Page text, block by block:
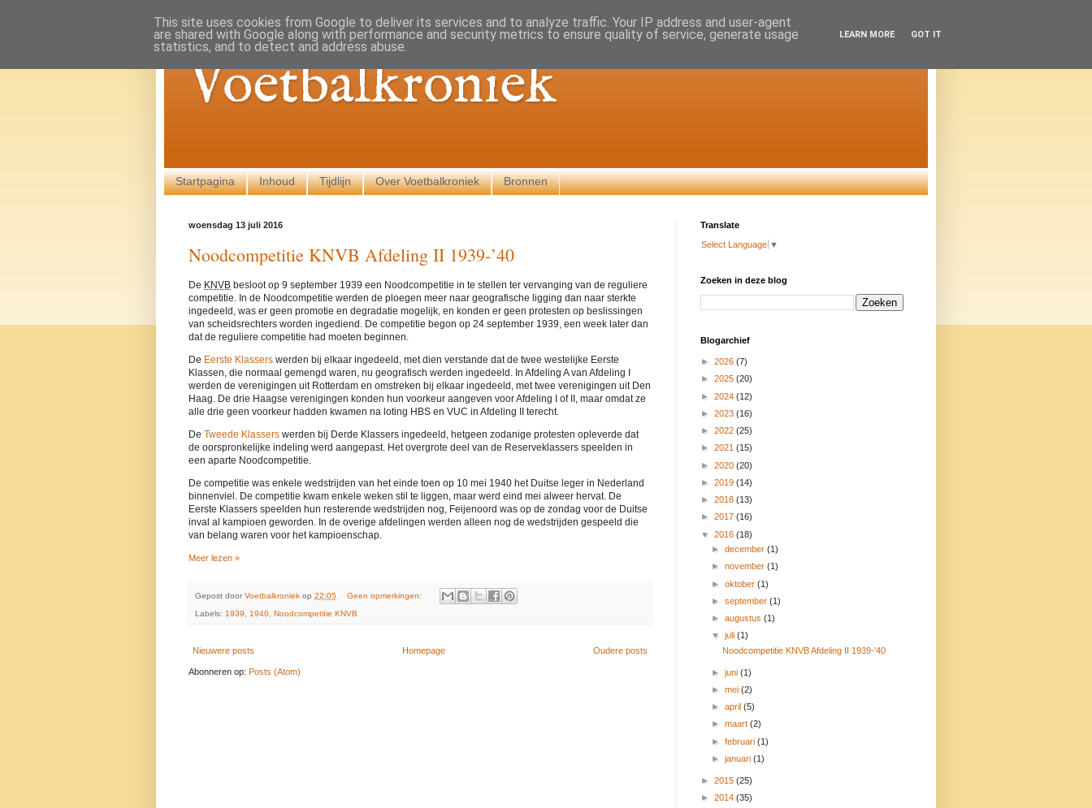
Voetbalkroniek
Startpagina Inhoud Tijdlijn Over Voetbalkroniek Bronnen
woensdag 13 juli 2016
Noodcompetitie KNVB Afdeling II 1939-’40
De KNVB besloot op 9 september 1939 een Noodcompetitie in te stellen ter vervanging van de reguliere
competitie. In de Noodcompetitie werden de ploegen meer naar geografische ligging dan naar sterkte
ingedeeld, was er geen promotie en degradatie mogelijk, en konden er geen protesten op beslissingen
van scheidsrechters worden ingediend. De competitie begon op 24 september 1939, een week later dan
dat de reguliere competitie had moeten beginnen.
De Eerste Klassers werden bij elkaar ingedeeld, met dien verstande dat de twee westelijke Eerste
Klassen, die normaal gemengd waren, nu geografisch werden ingedeeld. In Afdeling A van Afdeling I
werden de verenigingen uit Rotterdam en omstreken bij elkaar ingedeeld, met twee verenigingen uit Den
Haag. De drie Haagse verenigingen konden hun voorkeur aangeven voor Afdeling I of II, maar omdat ze
alle drie geen voorkeur hadden kwamen na loting HBS en VUC in Afdeling II terecht.
De Tweede Klassers werden bij Derde Klassers ingedeeld, hetgeen zodanige protesten opleverde dat
de oorspronkelijke indeling werd aangepast. Het overgrote deel van de Reserveklassers speelden in
een aparte Noodcompetitie.
De competitie was enkele wedstrijden van het einde toen op 10 mei 1940 het Duitse leger in Nederland
binnenviel. De competitie kwam enkele weken stil te liggen, maar werd eind mei alweer hervat. De
Eerste Klassers speelden hun resterende wedstrijden nog, Feijenoord was op de zondag voor de Duitse
inval al kampioen geworden. In de overige afdelingen werden alleen nog de wedstrijden gespeeld die
van belang waren voor het kampioenschap.
Meer lezen »
Gepost door Voetbalkroniek op 22:05 Geen opmerkingen:
Labels: 1939, 1940, Noodcompetitie KNVB
Nieuwere posts Oudere posts
Homepage
Abonneren op: Posts (Atom)
Translate
Select Language ▼
Zoeken in deze blog
Blogarchief
► 2026 (7)
► 2025 (20)
► 2024 (12)
► 2023 (16)
► 2022 (25)
► 2021 (15)
► 2020 (20)
► 2019 (14)
► 2018 (13)
► 2017 (16)
▼ 2016 (18)
►december(1)
►november(1)
►oktober(1)
►september(1)
►augustus(1)
▼juli(1)
Noodcompetitie KNVB Afdeling II 1939-’40
►juni(1)
►mei(2)
►april(5)
►maart(2)
►februari(1)
►januari(1)
► 2015 (25)
► 2014 (35)
This site uses cookies from Google to deliver its services and to analyze traffic. Your IP address and user-agent
are shared with Google along with performance and security metrics to ensure quality of service, generate usage
statistics, and to detect and address abuse.
LEARN MORE GOT IT